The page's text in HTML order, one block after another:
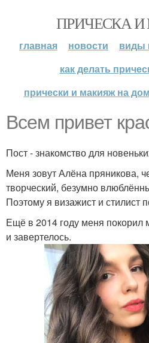
ПРИЧЕСКА
главная новости
виды
как делать
прически и макияж на
Всем привет
Пост - знакомство для
Меня зовут Алёна пряникова,
творческий, безумно
Поэтому я визажист и стилист
Ещё в 2014 году меня покорил
и завертелось.